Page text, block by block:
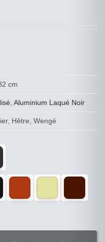
cm
, Aluminium Laqué Noir
Hêtre, Wengé